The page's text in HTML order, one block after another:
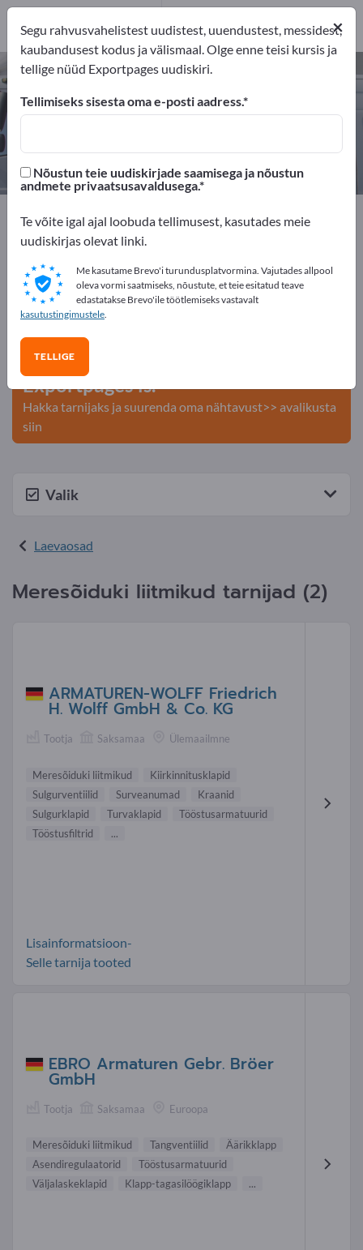
Meresõiduki liitmikud – leidke
tootjaid ja tarnijaid
2
Tootja
Exportpages Sõidukid
Laevad ja paadid
Laevaehitus
Laevaosad Meresõiduki liitmikud
Reklaamige tasuta Exportpages'is!
Vajadused – Pakkumised – Kasutatud kaubad –
Ärikontaktid >> alustage siit
Avalikusta oma ettevõte ja tooted
Exportpages'is.
Hakka tarnijaks ja suurenda oma nähtavust>> avalikusta
siin
Valik
Laevaosad
Meresõiduki liitmikud tarnijad (2)
ARMATUREN-WOLFF Friedrich
H. Wolff GmbH & Co. KG
Tootja Saksamaa Ülemaailmne
Meresõiduki liitmikud
Kiirkinnitusklapid
Sulgurventiilid
Surveanumad
Kraanid
Sulgurklapid
Turvaklapid
Tööstusarmatuurid
Tööstusfiltrid
...
Lisainformatsioon-
Selle tarnija tooted
EBRO Armaturen Gebr. Bröer
GmbH
Tootja Saksamaa Euroopa
Meresõiduki liitmikud Tangventiilid
Äärikklapp
Asendiregulaatorid
Tööstusarmatuurid
Väljalaskeklapid
Klapp-tagasilöögiklapp ...
×
Segu rahvusvahelistest uudistest, uuendustest, messidest,
kaubandusest kodus ja välismaal. Olge enne teisi kursis ja
tellige nüüd Exportpages uudiskiri.
Tellimiseks sisesta oma e-posti aadress.
Nõustun teie uudiskirjade saamisega ja nõustun
andmete privaatsusavaldusega.
Te võite igal ajal loobuda tellimusest, kasutades meie
uudiskirjas olevat linki.
Me kasutame Brevo'i turundusplatvormina. Vajutades allpool
oleva vormi saatmiseks, nõustute, et teie esitatud teave
edastatakse Brevo'ile töötlemiseks vastavalt
kasutustingimustele.
TELLIGE